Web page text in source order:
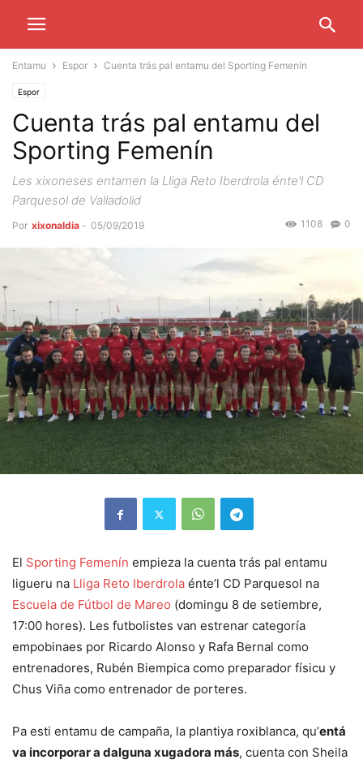
Entamu Espor Cuenta trás pal entamu del Sporting Femenín
Espor
Cuenta trás pal entamu del
Sporting Femenín
Les xixoneses entamen la Lliga Reto Iberdrola énte'l CD
Parquesol de Valladolid
Por xixonaldia - 05/09/2019 0
1108
El Sporting Femenín empieza la cuenta trás pal entamu
ligueru na Lliga Reto Iberdrola énte’l CD Parquesol na
Escuela de Fútbol de Mareo (domingu 8 de setiembre,
17:00 hores). Les futbolistes van estrenar categoría
empobinaes por Ricardo Alonso y Rafa Bernal como
entrenadores, Rubén Biempica como preparador físicu y
Chus Viña como entrenador de porteres.
Pa esti entamu de campaña, la plantiya roxiblanca, qu’entá
va incorporar a dalguna xugadora más, cuenta con Sheila